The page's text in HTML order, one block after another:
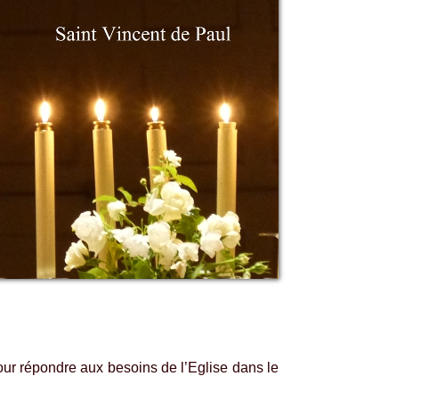
répondre aux besoins de l’Eglise dans le